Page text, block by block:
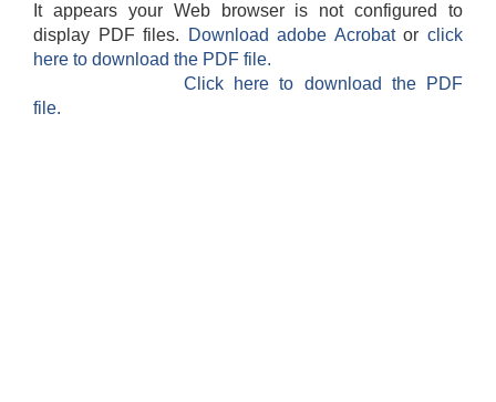
It appears your Web browser is not configured to
display PDF files.
Download adobe Acrobatorclick
here to download the PDF file.
Click here to download the PDF
file.